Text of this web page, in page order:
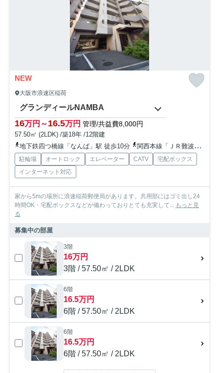
NEW
大阪市浪速区稲荷
グランディールNAMBA
16万円～16.5万円 管理/共益費8,000円
57.50㎡ (2LDK) /築18年 /12階建
地下鉄四つ橋線「なんば」駅 徒歩10分
関西本線「ＪＲ難波」駅 徒歩8分
駐輪場 オートロック エレベーター CATV
宅配ボックス
インターネット対応
家から5mの場所に浪速稲荷郵便局があります。共用部にはゴミ出し24
時間OK・宅配ボックスなどが備わっておりとても充実して... もっと見
る
募集中の部屋
3階
16万円
3階 / 57.50㎡ / 2LDK
6階
16.5万円
6階 / 57.50㎡ / 2LDK
6階
16.5万円
6階 / 57.50㎡ / 2LDK